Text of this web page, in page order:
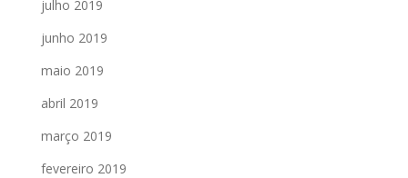
julho 2019
junho 2019
maio 2019
abril 2019
março 2019
fevereiro 2019